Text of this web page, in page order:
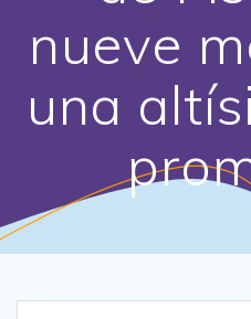
nueve
una